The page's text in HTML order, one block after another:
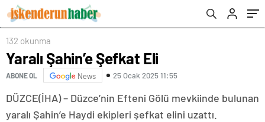
132 okunma
Yaralı Şahin’e Şefkat Eli
ABONE OL News 25 Ocak 2025 11:55
DÜZCE(İHA) – Düzce’nin Efteni Gölü mevkiinde bulunan
yaralı Şahin’e Haydi ekipleri şefkat elini uzattı.